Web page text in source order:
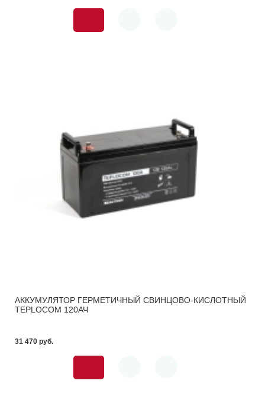
АККУМУЛЯТОР ГЕРМЕТИЧНЫЙ СВИНЦОВО-КИСЛОТНЫЙ
TEPLOCOM 120АЧ
31 470 pуб.